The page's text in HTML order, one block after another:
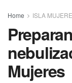
Home ISLA
Mujeres